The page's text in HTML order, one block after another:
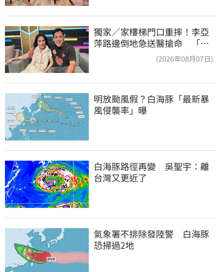
獨家／家樓梯門口重摔！李亞
萍路邊倒地急送醫搶命 「最
(2026年08月07日)
明放颱風假？白海豚「最新暴
風侵襲率」曝
白海豚路徑再變　吳聖宇：離
台灣又更近了
氣象署不排除發陸警　白海豚
恐掃過2地